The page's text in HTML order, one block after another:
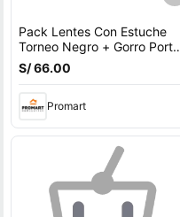
Pack Lentes Con Estuche
Torneo Negro + Gorro Porto
Azul
S/ 66.00
Promart